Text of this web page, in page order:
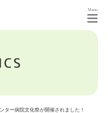
Menu
ター病院文化祭が開催されました！